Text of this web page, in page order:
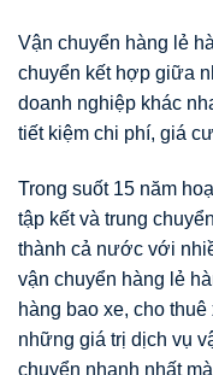
Vận chuyển hàng lẻ
chuyển kết hợp giữa
doanh nghiệp khác
tiết kiệm chi phí, giá
Trong suốt 15 năm
tập kết và trung
thành cả nước với
vận chuyển hàng lẻ
hàng bao xe, cho
những giá trị dịch vụ
chuyển nhanh nhất